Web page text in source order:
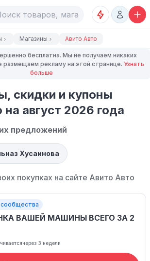
Магазины Авито Авто
бесплатна. Мы не получаем никаких
размещаем рекламу на этой странице. Узнать
больше
скидки и купоны
на август 2026 года
предложений
Хусаинова
покупках на сайте Авито Авто
ВАШЕЙ МАШИНЫ ВСЕГО ЗА 2
через 3 недели